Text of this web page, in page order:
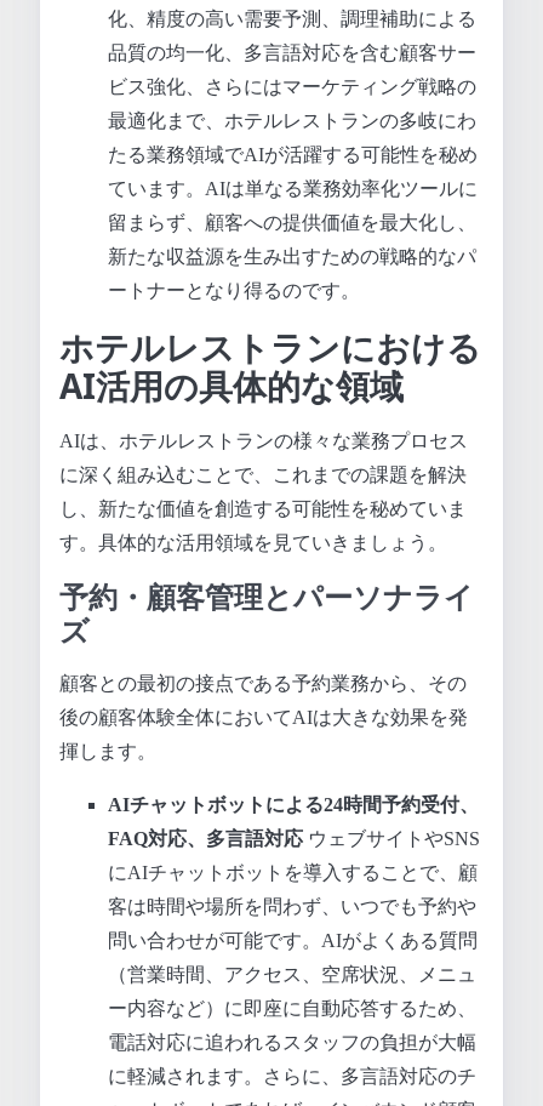
化、精度の高い需要予測、調理補助による
品質の均一化、多言語対応を含む顧客サー
ビス強化、さらにはマーケティング戦略の
最適化まで、ホテルレストランの多岐にわ
たる業務領域でAIが活躍する可能性を秘め
ています。AIは単なる業務効率化ツールに
留まらず、顧客への提供価値を最大化し、
新たな収益源を生み出すための戦略的なパ
ートナーとなり得るのです。
ホテルレストランにおける
AI活用の具体的な領域
AIは、ホテルレストランの様々な業務プロセス
に深く組み込むことで、これまでの課題を解決
し、新たな価値を創造する可能性を秘めていま
す。具体的な活用領域を見ていきましょう。
予約・顧客管理とパーソナライ
ズ
顧客との最初の接点である予約業務から、その
後の顧客体験全体においてAIは大きな効果を発
揮します。
AIチャットボットによる24時間予約受付、
FAQ対応、多言語対応ウェブサイトやSNS
にAIチャットボットを導入することで、顧
客は時間や場所を問わず、いつでも予約や
問い合わせが可能です。AIがよくある質問
（営業時間、アクセス、空席状況、メニュ
ー内容など）に即座に自動応答するため、
電話対応に追われるスタッフの負担が大幅
に軽減されます。さらに、多言語対応のチ